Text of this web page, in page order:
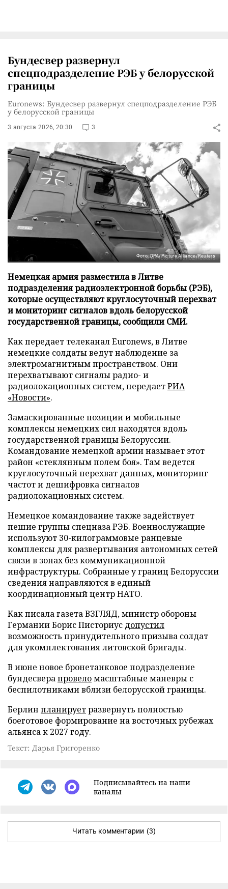
Бундесвер развернул
спецподразделение РЭБ у белорусской
границы
Euronews: Бундесвер развернул спецподразделение РЭБ
у белорусской границы
3 августа 2026, 20:30 3
Фото: DPA/Picture Alliance/Reuters
Немецкая армия разместила в Литве
подразделения радиоэлектронной борьбы (РЭБ),
которые осуществляют круглосуточный перехват
и мониторинг сигналов вдоль белорусской
государственной границы, сообщили СМИ.
Как передает телеканал Euronews, в Литве
немецкие солдаты ведут наблюдение за
электромагнитным пространством. Они
перехватывают сигналы радио- и
радиолокационных систем, передаетРИА
«Новости».
Замаскированные позиции и мобильные
комплексы немецких сил находятся вдоль
государственной границы Белоруссии.
Командование немецкой армии называет этот
район «стеклянным полем боя». Там ведется
круглосуточный перехват данных, мониторинг
частот и дешифровка сигналов
радиолокационных систем.
Немецкое командование также задействует
пешие группы спецназа РЭБ. Военнослужащие
используют 30-килограммовые ранцевые
комплексы для развертывания автономных сетей
связи в зонах без коммуникационной
инфраструктуры. Собранные у границ Белоруссии
сведения направляются в единый
координационный центр НАТО.
Как писала газета ВЗГЛЯД, министр обороны
Германии Борис Писториус допустил
возможность принудительного призыва солдат
для укомплектования литовской бригады.
В июне новое бронетанковое подразделение
бундесверапровеломасштабные маневры с
беспилотниками вблизи белорусской границы.
Берлин планируетразвернуть полностью
боеготовое формирование на восточных рубежах
альянса к 2027 году.
Текст: Дарья Григоренко
Подписывайтесь на наши
каналы
Читать комментарии (3)